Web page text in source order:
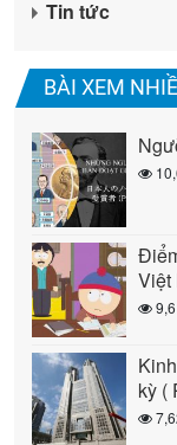
Tin tức
BÀI XEM
Việt
kỳ (